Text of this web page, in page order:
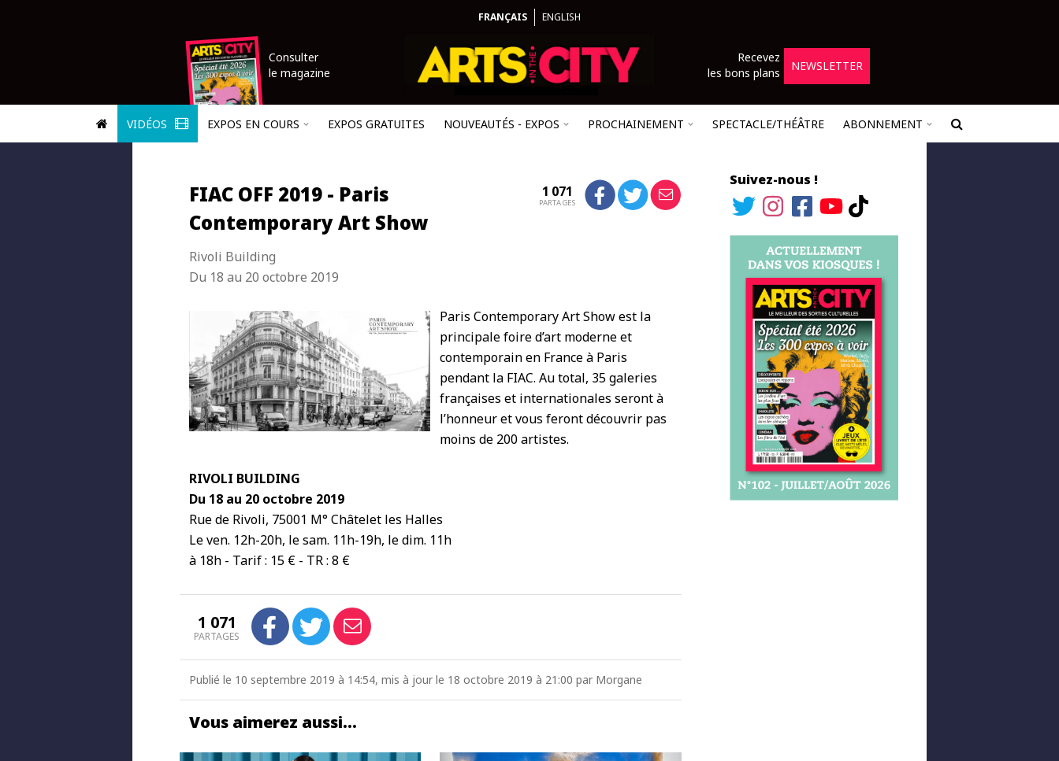
FRANÇAIS ENGLISH
Consulter
le magazine
Recevez
les bons plans
NEWSLETTER
VIDÉOS EXPOS EN COURS EXPOS GRATUITES NOUVEAUTÉS - EXPOS PROCHAINEMENT SPECTACLE/THÉÂTRE ABONNEMENT
FIAC OFF 2019 - Paris
Contemporary Art Show
Rivoli Building
Du 18 au 20 octobre 2019
1 071
PARTAGES
Paris Contemporary Art Show est la
principale foire d’art moderne et
contemporain en France à Paris
pendant la FIAC. Au total, 35 galeries
françaises et internationales seront à
l’honneur et vous feront découvrir pas
moins de 200 artistes.
RIVOLI BUILDING
Du 18 au 20 octobre 2019
Rue de Rivoli, 75001 M° Châtelet les Halles
Le ven. 12h-20h, le sam. 11h-19h, le dim. 11h
à 18h - Tarif : 15 € - TR : 8 €
1 071
PARTAGES
Publié le 10 septembre 2019 à 14:54, mis à jour le 18 octobre 2019 à 21:00 par Morgane
Vous aimerez aussi…
Suivez-nous !